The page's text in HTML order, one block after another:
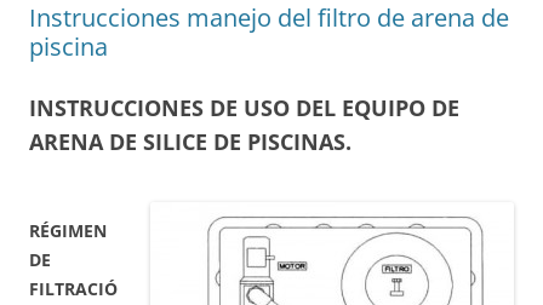
Instrucciones manejo del filtro de arena de
piscina
INSTRUCCIONES DE USO DEL EQUIPO DE
ARENA DE SILICE DE PISCINAS.
RÉGIMEN
DE
FILTRACIÓ